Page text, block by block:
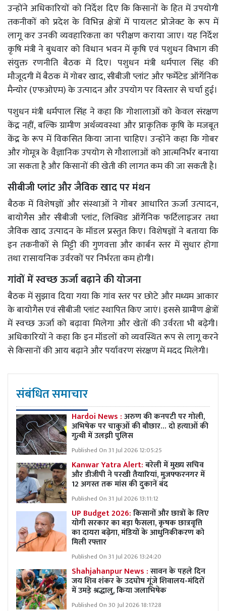
उन्होंने अधिकारियों को निर्देश दिए कि किसानों के हित में उपयोगी
तकनीकों को प्रदेश के विभिन्न क्षेत्रों में पायलट प्रोजेक्ट के रूप में
लागू कर उनकी व्यवहारिकता का परीक्षण कराया जाए। यह निर्देश
कृषि मंत्री ने बुधवार को विधान भवन में कृषि एवं पशुधन विभाग की
संयुक्त रणनीति बैठक में दिए। पशुधन मंत्री धर्मपाल सिंह की
मौजूदगी में बैठक में गोबर खाद, सीबीजी प्लांट और फर्मेंटेड ऑर्गेनिक
मैन्योर (एफओएम) के उत्पादन और उपयोग पर विस्तार से चर्चा हुई।
पशुधन मंत्री धर्मपाल सिंह ने कहा कि गोशालाओं को केवल संरक्षण
केंद्र नहीं, बल्कि ग्रामीण अर्थव्यवस्था और प्राकृतिक कृषि के मजबूत
केंद्र के रूप में विकसित किया जाना चाहिए। उन्होंने कहा कि गोबर
और गोमूत्र के वैज्ञानिक उपयोग से गौशालाओं को आत्मनिर्भर बनाया
जा सकता है और किसानों की खेती की लागत कम की जा सकती है।
सीबीजी प्लांट और जैविक खाद पर मंथन
बैठक में विशेषज्ञों और संस्थाओं ने गोबर आधारित ऊर्जा उत्पादन,
बायोगैस और सीबीजी प्लांट, लिक्विड ऑर्गेनिक फर्टिलाइजर तथा
जैविक खाद उत्पादन के मॉडल प्रस्तुत किए। विशेषज्ञों ने बताया कि
इन तकनीकों से मिट्टी की गुणवत्ता और कार्बन स्तर में सुधार होगा
तथा रासायनिक उर्वरकों पर निर्भरता कम होगी।
गांवों में स्वच्छ ऊर्जा बढ़ाने की योजना
बैठक में सुझाव दिया गया कि गांव स्तर पर छोटे और मध्यम आकार
के बायोगैस एवं सीबीजी प्लांट स्थापित किए जाएं। इससे ग्रामीण क्षेत्रों
में स्वच्छ ऊर्जा को बढ़ावा मिलेगा और खेतों की उर्वरता भी बढ़ेगी।
अधिकारियों ने कहा कि इन मॉडलों को व्यवस्थित रूप से लागू करने
से किसानों की आय बढ़ाने और पर्यावरण संरक्षण में मदद मिलेगी।
संबंधित समाचार
Hardoi News :अरुण की कनपटी पर गोली,
अभिषेक पर चाकुओं की बौछार… दो हत्याओं की
गुत्थी में उलझी पुलिस
Published On 31 Jul 2026 12:05:25
Kanwar Yatra Alert:बरेली में मुख्य सचिव
और डीजीपी ने परखी तैयारियां, मुजफ्फरनगर में
12 अगस्त तक मांस की दुकानें बंद
Published On 31 Jul 2026 13:11:12
UP Budget 2026:किसानों और छात्रों के लिए
योगी सरकार का बड़ा फैसला, कृषक छात्रवृत्ति
का दायरा बढ़ेगा, मंडियों के आधुनिकीकरण को
मिली रफ्तार
Published On 31 Jul 2026 13:24:20
Shahjahanpur News :सावन के पहले दिन
जय शिव शंकर के उदघोष गूंजे शिवालय-मंदिरों
में उमड़े श्रद्धालु, किया जलाभिषेक
Published On 30 Jul 2026 18:17:28